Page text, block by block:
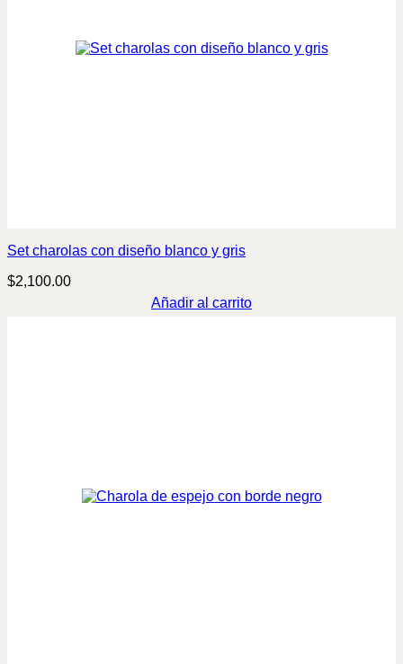
Set charolas con diseño blanco y gris
$2,100.00
Añadir al carrito